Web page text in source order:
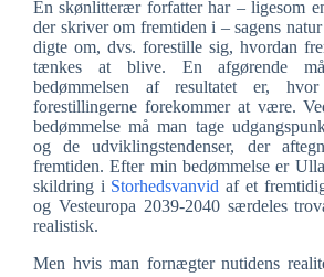
En skønlitterær forfatter har – ligesom
der skriver om fremtiden i – sagens
digte om, dvs. forestille sig, hvordan
tænkes at blive. En afgørende
bedømmelsen af resultatet er, hvor
forestillingerne forekommer at være.
bedømmelse må man tage
og de udviklingstendenser, der
fremtiden. Efter min bedømmelse er
skildring i Storhedsvanvid af et
og Vesteuropa 2039-2040 særdeles
realistisk.
Men hvis man fornægter nutidens